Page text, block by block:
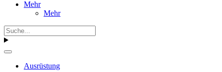
Mehr
Mehr
Ausrüstung